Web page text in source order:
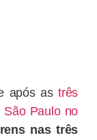
após astrês
São Paulo no
nas três